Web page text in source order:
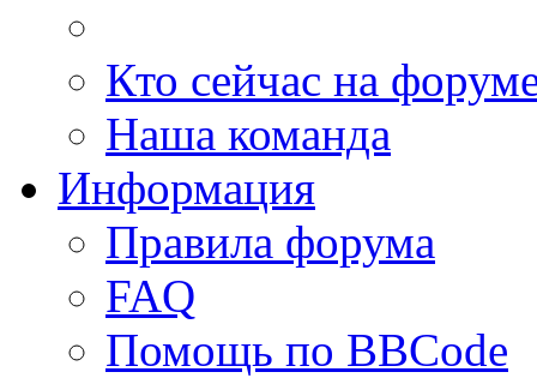
Кто сейчас на
Наша команда
Информация
Правила форума
FAQ
Помощь по BBCode